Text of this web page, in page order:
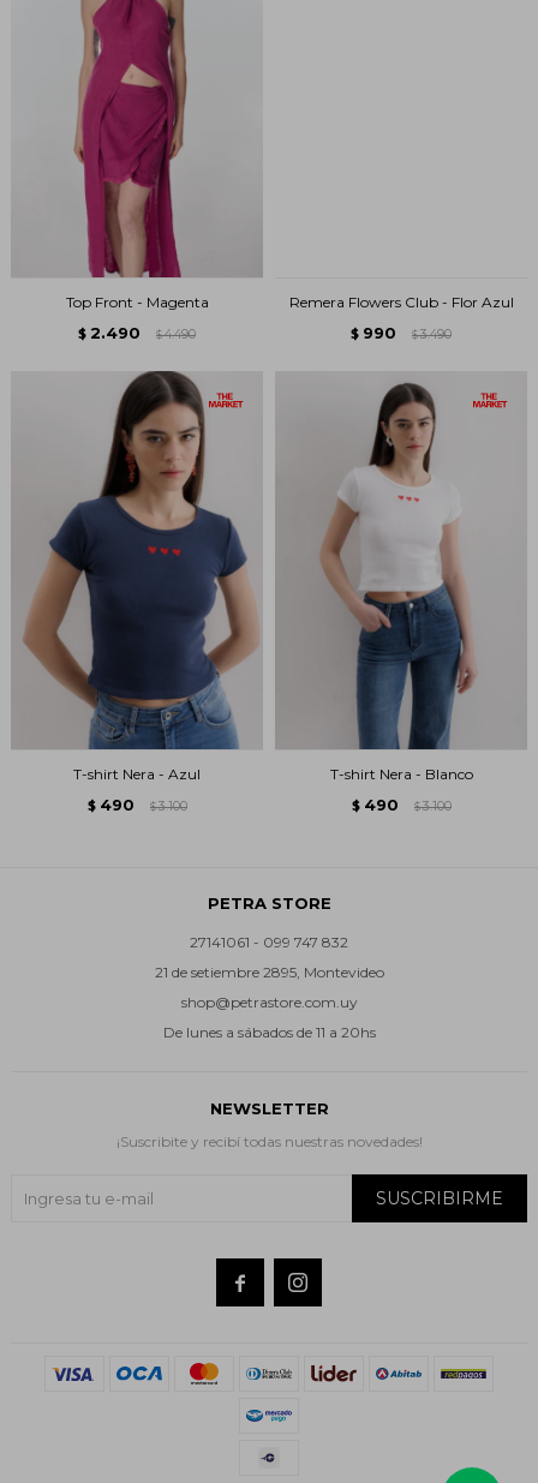
Top Front - Magenta
$ 2.490 $ 4.490
Remera Flowers Club - Flor Azul
$ 990 $ 3.490
T-shirt Nera - Azul
$ 490 $ 3.100
T-shirt Nera - Blanco
$ 490 $ 3.100
PETRA STORE
27141061 - 099 747 832
21 de setiembre 2895, Montevideo
shop@petrastore.com.uy
De lunes a sábados de 11 a 20hs
NEWSLETTER
¡Suscribite y recibí todas nuestras novedades!
SUSCRIBIRME
 